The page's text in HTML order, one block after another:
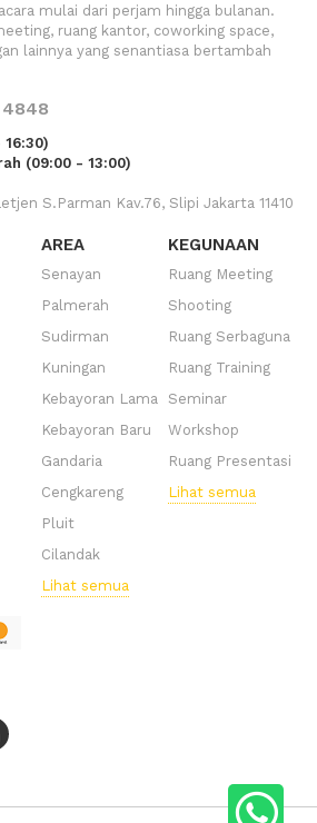
mulai dari perjam hingga bulanan.
ruang kantor, coworking space,
lainnya yang senantiasa bertambah
4848
(09:00 - 13:00)
S.Parman Kav.76, Slipi Jakarta 11410
AREA
Senayan
Palmerah
Sudirman
Kuningan
Kebayoran Lama
Kebayoran Baru
Gandaria
Cengkareng
Pluit
Cilandak
Lihat semua
KEGUNAAN
Ruang Meeting
Shooting
Ruang Serbaguna
Ruang Training
Seminar
Workshop
Ruang Presentasi
Lihat semua